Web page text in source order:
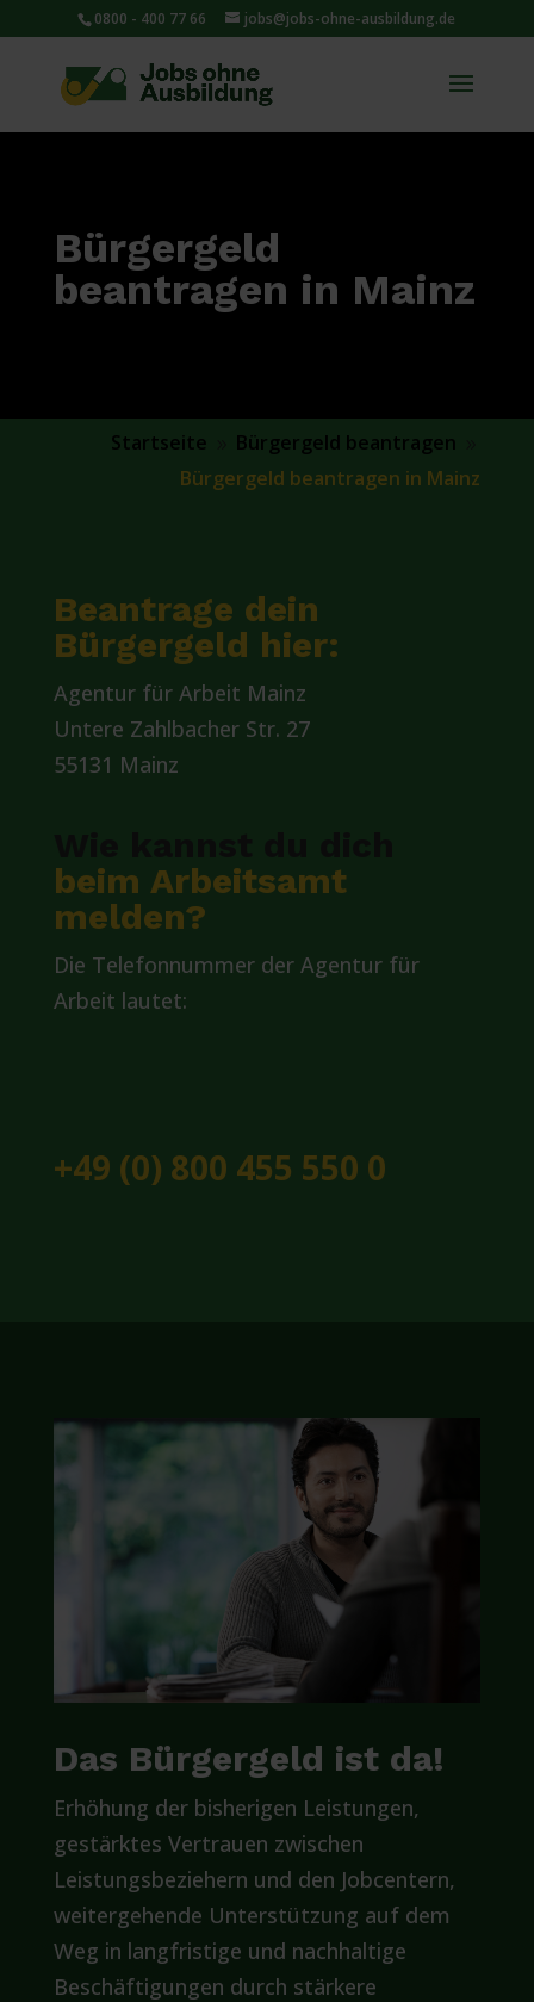
0800 - 400 77 66 jobs@jobs-ohne-ausbildung.de
Bürgergeld
beantragen in Mainz
Startseite Bürgergeld beantragen
Bürgergeld beantragen in Mainz
Beantrage dein
Bürgergeld hier:
Agentur für Arbeit Mainz
Untere Zahlbacher Str. 27
55131 Mainz
beim Arbeitsamt
melden?
Die Telefonnummer der Agentur für
Arbeit lautet:
+49 (0) 800 455 550 0
Das Bürgergeld ist da!
Erhöhung der bisherigen Leistungen,
gestärktes Vertrauen zwischen
Leistungsbeziehern und den Jobcentern,
weitergehende Unterstützung auf dem
Weg in langfristige und nachhaltige
Beschäftigungen durch stärkere